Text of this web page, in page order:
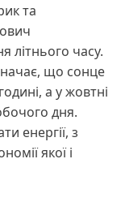
та
літнього часу.
що сонце
а у жовтні
дня.
енергії, з
якої і